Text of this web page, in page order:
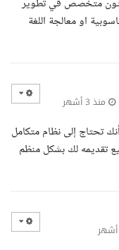
متخصص في تطوير
او معالجة اللغة
منذ 3 أشهر
تحتاج إلى نظام متكامل
تقديمه لك بشكل منظم